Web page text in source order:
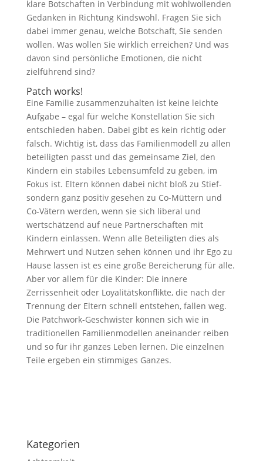
klare Botschaften in Verbindung mit wohlwollenden
Gedanken in Richtung Kindswohl. Fragen Sie sich
dabei immer genau, welche Botschaft, Sie senden
wollen. Was wollen Sie wirklich erreichen? Und was
davon sind persönliche Emotionen, die nicht
zielführend sind?
Patch works!
Eine Familie zusammenzuhalten ist keine leichte
Aufgabe – egal für welche Konstellation Sie sich
entschieden haben. Dabei gibt es kein richtig oder
falsch. Wichtig ist, dass das Familienmodell zu allen
beteiligten passt und das gemeinsame Ziel, den
Kindern ein stabiles Lebensumfeld zu geben, im
Fokus ist. Eltern können dabei nicht bloß zu Stief-
sondern ganz positiv gesehen zu Co-Müttern und
Co-Vätern werden, wenn sie sich liberal und
wertschätzend auf neue Partnerschaften mit
Kindern einlassen. Wenn alle Beteiligten dies als
Mehrwert und Nutzen sehen können und ihr Ego zu
Hause lassen ist es eine große Bereicherung für alle.
Aber vor allem für die Kinder: Die innere
Zerrissenheit oder Loyalitätskonflikte, die nach der
Trennung der Eltern schnell entstehen, fallen weg.
Die Patchwork-Geschwister können sich wie in
traditionellen Familienmodellen aneinander reiben
und so für ihr ganzes Leben lernen. Die einzelnen
Teile ergeben ein stimmiges Ganzes.
Kategorien